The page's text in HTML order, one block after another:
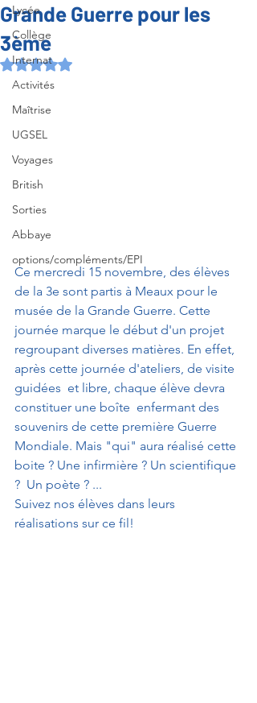
Lycée
Collège
Internat
Activités
Maîtrise
UGSEL
Voyages
British
Sorties
Abbaye
options/compléments/EPI
Grande Guerre pour les
3ème
Noté NaN étoiles sur 5.
Ce mercredi 15 novembre, des élèves
de la 3e sont partis à Meaux pour le
musée de la Grande Guerre. Cette
journée marque le début d'un projet
regroupant diverses matières. En effet,
après cette journée d'ateliers, de visite
guidées  et libre, chaque élève devra
constituer une boîte  enfermant des
souvenirs de cette première Guerre
Mondiale. Mais "qui" aura réalisé cette
boite ? Une infirmière ? Un scientifique
?  Un poète ? ...
Suivez nos élèves dans leurs
réalisations sur ce fil!